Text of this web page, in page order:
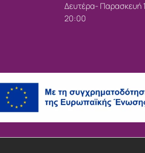
Δευτέρα- Παρασκευή
20:00